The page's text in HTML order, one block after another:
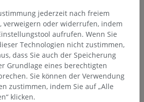
jederzeit nach freiem
verweigern oder widerrufen, indem
aufrufen. Wenn Sie
Technologien nicht zustimmen,
dass Sie auch der Speicherung
Grundlage eines berechtigten
Sie können der Verwendung
zustimmen, indem Sie auf „Alle
klicken.